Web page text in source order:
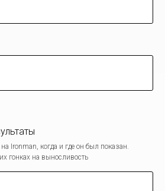
Ironman, когда и где он был показан.
гонках на выносливость